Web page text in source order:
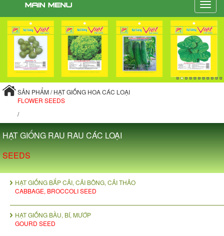
Toggle
SẢN PHẨM / HẠT GIỐNG HOA CÁC LOẠI
FLOWER SEEDS
/
HẠT GIỐNG RAU RAU CÁC LOẠI
SEEDS
HẠT GIỐNG BẮP CẢI, CẢI BÔNG, CẢI THẢO
CABBAGE, BROCCOLI SEED
HẠT GIỐNG BẦU, BÍ, MƯỚP
GOURD SEED